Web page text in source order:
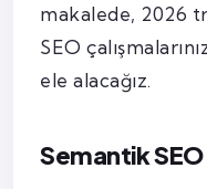
makalede, 2026
SEO
ele alacağız.
Semantik SEO